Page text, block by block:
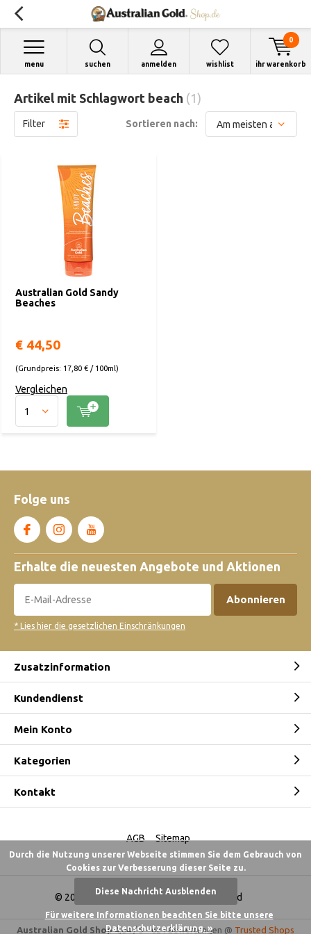
suchen anmelden
menu wishlist ihr warenkorb
0
Artikel mit Schlagwort beach (1)
Filter Sortieren nach:
Australian Gold Sandy
Beaches
€ 44,50
(Grundpreis: 17,80 € / 100ml)
Vergleichen
Folge uns
Erhalte die neuesten Angebote und Aktionen
Abonnieren
* Lies hier die gesetzlichen Einschränkungen
Zusatzinformation
Kundendienst
Mein Konto
Kategorien
Kontakt
© 2026 - Australian Gold Shop Deutschland
AGB Sitemap
Australian Gold Shop 4,84/5-621Bewertungen @ Trusted Shops
Durch die Nutzung unserer Webseite stimmen Sie dem Gebrauch von
Cookies zur Verbesserung dieser Seite zu.
Diese Nachricht Ausblenden
Für weitere Informationen beachten Sie bitte unsere
Datenschutzerklärung. »